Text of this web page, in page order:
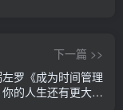
下一篇 >>
罗《成为时间管理
的人生还有更大可